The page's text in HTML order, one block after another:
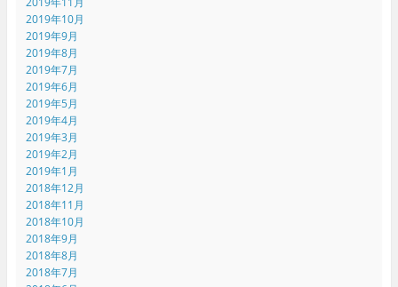
2019年10月
2019年9月
2019年8月
2019年7月
2019年6月
2019年5月
2019年4月
2019年3月
2019年2月
2019年1月
2018年12月
2018年11月
2018年10月
2018年9月
2018年8月
2018年7月